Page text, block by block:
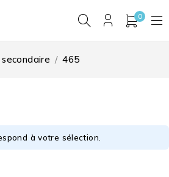
0
/ 465
à votre sélection.